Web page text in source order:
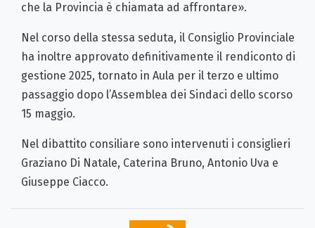
che la Provincia è chiamata ad affrontare».
Nel corso della stessa seduta, il Consiglio Provinciale
ha inoltre approvato definitivamente il rendiconto di
gestione 2025, tornato in Aula per il terzo e ultimo
passaggio dopo l’Assemblea dei Sindaci dello scorso
15 maggio.
Nel dibattito consiliare sono intervenuti i consiglieri
Graziano Di Natale, Caterina Bruno, Antonio Uva e
Giuseppe Ciacco.